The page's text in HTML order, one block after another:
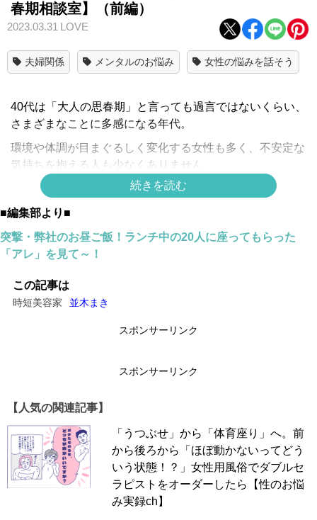
春期相談室】（前編）
2023.03.31 LOVE
夫婦関係 メンタルのお悩み 女性の悩みを話そう
40代は「大人の思春期」と言っても過言ではないくらい、
さまざまなことに多感になる年代。
環境や体調が目まぐるしく変化する女性も多く、不安定な
気持ちを抱える人も少なくありません。
この連載では、今を生きる40代女性たちの赤裸々な姿を、
自身も40代である並木まきがご紹介します。
自分の意思で離婚したのに、既婚の友人が羨ましく
て
続きを読む
■編集部より■
突撃・弊社のお昼ご飯！ランチ中の20人に座ってもらった
「アレ」を見て～！
この記事は
時短美容家 並木まき
スポンサーリンク
スポンサーリンク
【人気の関連記事】
「うつぶせ」から「体育座り」へ。前
から後ろから「ほぼ動かないってどう
いう状態！？」女性用風俗でダブルセ
ラピストをオーダーしたら【性のお悩
み実録ch】